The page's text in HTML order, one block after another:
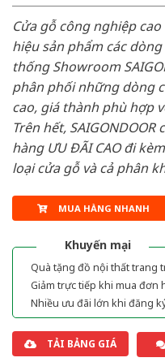
Cửa gỗ công nghiệp cao
hiệu sản phẩm các
thống Showroom
phân phối những dòng
cao, giá thành phù hợp
Trên hết,
hàng ƯU ĐÃI CAO đi
loại cửa gỗ và cả phân
MUA HÀNG NHANH
Khuyến mại
Quà tặng đồ nội thất trang
Giảm trực tiếp khi mua đơn
Nhiều ưu đãi lớn khi đăng
TẢI BẢNG GIÁ